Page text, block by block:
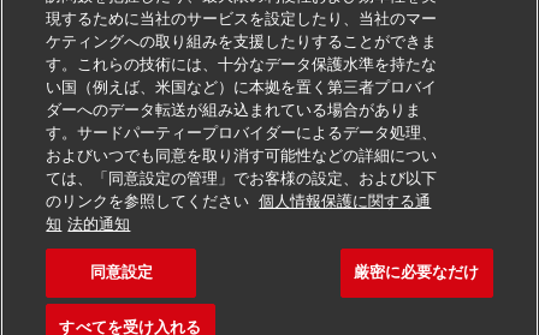
その他の情報
Cookie の設定
フォローする
2026 © - all rights reserved
現するために当社のサービスを設定したり、当社のマー
ケティングへの取り組みを支援したりすることができま
す。これらの技術には、十分なデータ保護水準を持たな
い国（例えば、米国など）に本拠を置く第三者プロバイ
ダーへのデータ転送が組み込まれている場合がありま
す。サードパーティープロバイダーによるデータ処理、
およびいつでも同意を取り消す可能性などの詳細につい
ては、「同意設定の管理」でお客様の設定、および以下
のリンクを参照してください 個人情報保護に関する通
知 法的通知
同意設定 厳密に必要なだけ
すべてを受け入れる